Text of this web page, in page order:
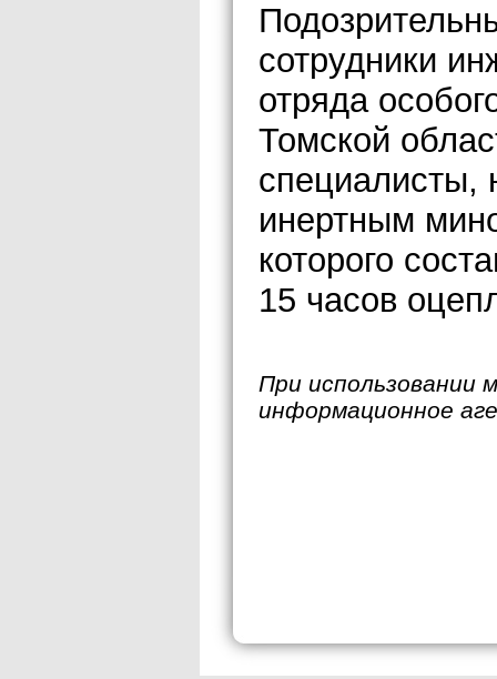
сотрудники
отряда
Томской
специалисты,
инертным
которого
15 часов
При использовании
информационное